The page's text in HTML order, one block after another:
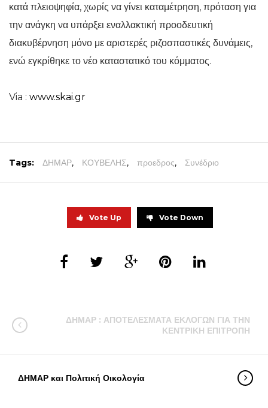
κατά πλειοψηφία, χωρίς να γίνει καταμέτρηση, πρόταση για
την ανάγκη να υπάρξει εναλλακτική προοδευτική
διακυβέρνηση μόνο με αριστερές ριζοσπαστικές δυνάμεις,
ενώ εγκρίθηκε το νέο καταστατικό του κόμματος.
Via : www.skai.gr
Tags: ΔΗΜΑΡ, ΚΟΥΒΕΛΗΣ, προεδρος, Συνέδριο
Vote Up Vote Down
ΔΗΜΑΡ : ΑΠΟΤΕΛΕΣΜΑΤΑ ΕΚΛΟΓΩΝ ΓΙΑ ΤΗΝ
ΚΕΝΤΡΙΚΗ ΕΠΙΤΡΟΠΗ
ΔΗΜΑΡ και Πολιτική Οικολογία